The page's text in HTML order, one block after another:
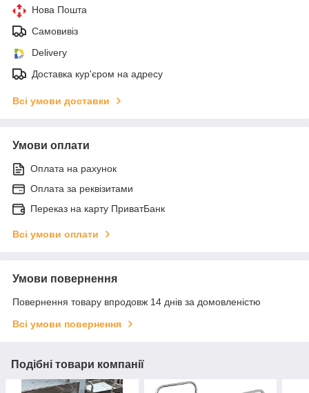
Нова Пошта
Самовивіз
Delivery
Доставка кур'єром на адресу
Всі умови доставки
Умови оплати
Оплата на рахунок
Оплата за реквізитами
Переказ на карту ПриватБанк
Всі умови оплати
Умови повернення
Повернення товару впродовж 14 днів за домовленістю
Всі умови повернення
Подібні товари компанії